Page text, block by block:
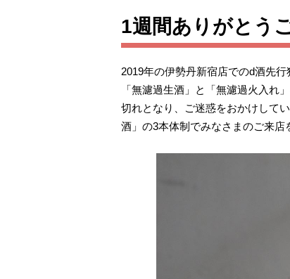
1週間ありがとう
2019年の伊勢丹新宿店でのd酒先行
「無濾過生酒」と「無濾過火入れ
切れとなり、ご迷惑をおかけして
酒」の3本体制でみなさまのご来店